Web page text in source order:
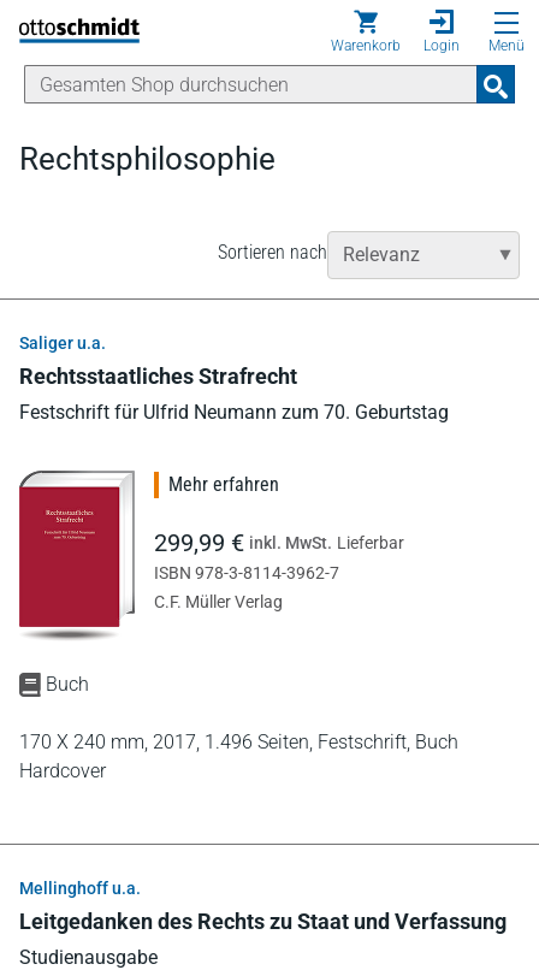
Direkt zum Inhalt
Warenkorb Login Menü
Rechtsphilosophie
Sortieren nach
Saliger u.a.
Rechtsstaatliches Strafrecht
Festschrift für Ulfrid Neumann zum 70. Geburtstag
Buch
170 X 240 mm, 2017, 1.496 Seiten, Festschrift, Buch
Hardcover
Mehr erfahren
299,99 € inkl. MwSt. Lieferbar
ISBN 978-3-8114-3962-7
C.F. Müller Verlag
Mellinghoff u.a.
Leitgedanken des Rechts zu Staat und Verfassung
Studienausgabe